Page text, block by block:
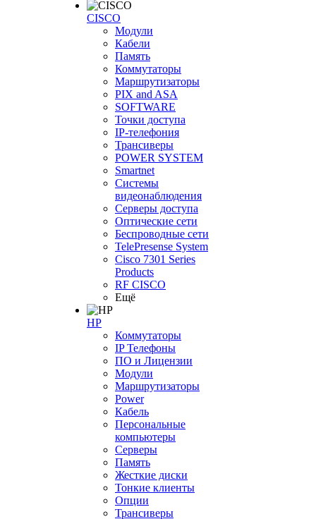
CISCO
Модули
Кабели
Память
Коммутаторы
Маршрутизаторы
PIX and ASA
SOFTWARE
Точки доступа
IP-телефония
Трансиверы
POWER SYSTEM
Smartnet
Системы
видеонаблюдения
Серверы доступа
Оптические сети
Беспроводные сети
TelePresense System
Cisco 7301 Series
Products
RF CISCO
Ещё
HP
Коммутаторы
IP Телефоны
ПО и Лицензии
Модули
Маршрутизаторы
Power
Кабель
Персональные
компьютеры
Серверы
Память
Жесткие диски
Тонкие клиенты
Опции
Трансиверы